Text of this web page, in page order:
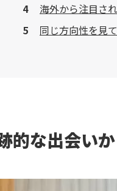
海外から注目さ
同じ方向性を見
的な出会い